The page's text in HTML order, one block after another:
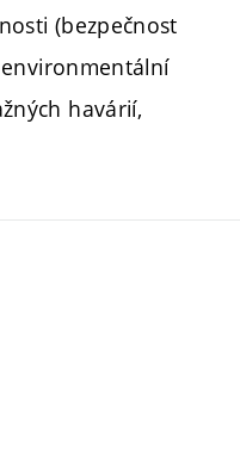
(bezpečnost
havárií,